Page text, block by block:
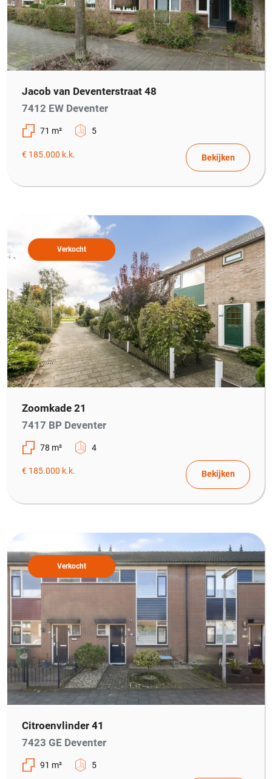
Jacob van Deventerstraat 48
7412 EW Deventer
71 m² 5
€ 185.000 k.k. Bekijken
Verkocht
Zoomkade 21
7417 BP Deventer
78 m² 4
€ 185.000 k.k. Bekijken
Verkocht
Citroenvlinder 41
7423 GE Deventer
91 m² 5